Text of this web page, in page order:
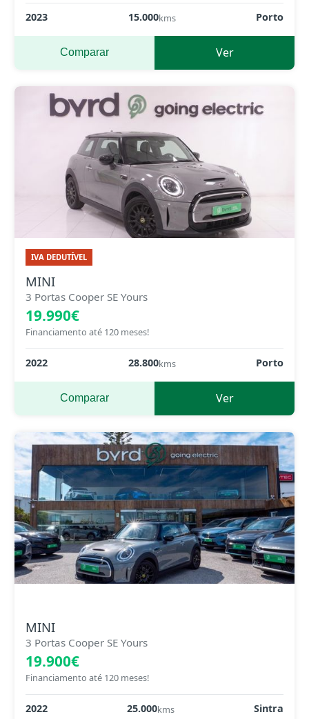
2023 15.000kms Porto
Comparar Ver
IVA DEDUTÍVEL
MINI
3 Portas Cooper SE Yours
19.990€
Financiamento até 120 meses!
2022 28.800kms Porto
Comparar Ver
MINI
3 Portas Cooper SE Yours
19.900€
Financiamento até 120 meses!
2022 25.000kms Sintra